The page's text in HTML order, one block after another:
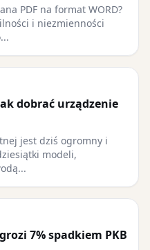
PDF na format WORD?
i niezmienności
dobrać urządzenie
jest dziś ogromny i
modeli,
7% spadkiem PKB